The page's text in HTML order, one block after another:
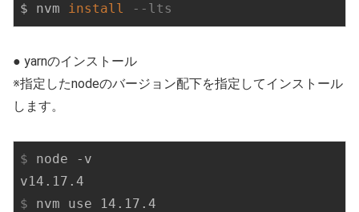
$ nvm install --lts
● yarnのインストール
※指定したnodeのバージョン配下を指定してインストール
します。
$ node -v
$ nvm use 14.17.4